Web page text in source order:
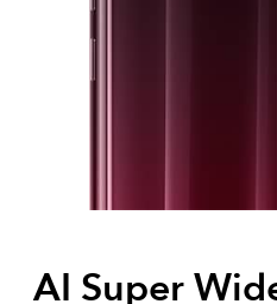
AI Super